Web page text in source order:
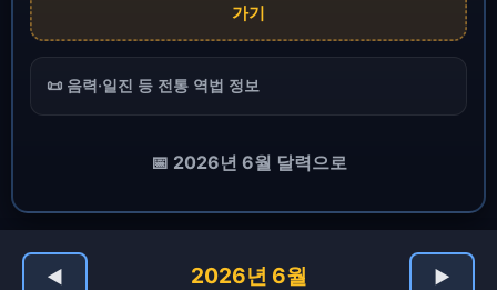
가기
📜 음력·일진 등 전통 역법 정보
📅 2026년 6월 달력으로
◀ 2026년 6월 ▶